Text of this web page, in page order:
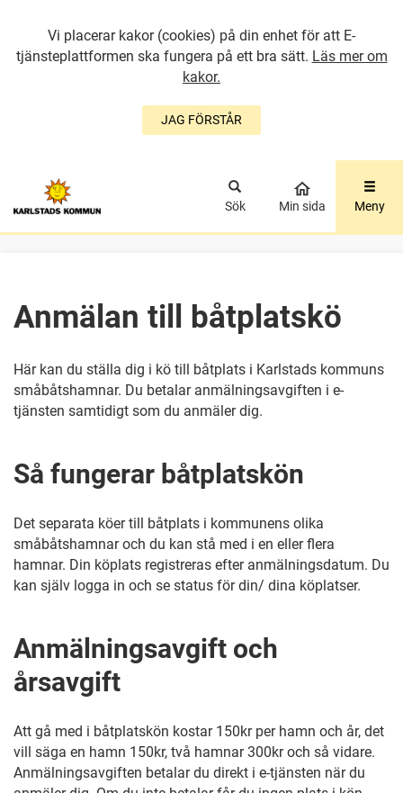
Vi placerar kakor (cookies) på din enhet för att E-
tjänsteplattformen ska fungera på ett bra sätt. Läs mer om
kakor.
JAG FÖRSTÅR
GÅ DIREKT TILL
Sök Min sida Meny
Anmälan till båtplatskö
Här kan du ställa dig i kö till båtplats i Karlstads kommuns
småbåtshamnar. Du betalar anmälningsavgiften i e-
tjänsten samtidigt som du anmäler dig.
Så fungerar båtplatskön
Det separata köer till båtplats i kommunens olika
småbåtshamnar och du kan stå med i en eller flera
hamnar. Din köplats registreras efter anmälningsdatum. Du
kan själv logga in och se status för din/ dina köplatser.
Anmälningsavgift och
årsavgift
Att gå med i båtplatskön kostar 150kr per hamn och år, det
vill säga en hamn 150kr, två hamnar 300kr och så vidare.
Anmälningsavgiften betalar du direkt i e-tjänsten när du